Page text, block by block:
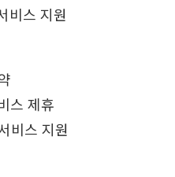
비스 지원
스 제휴
비스 지원